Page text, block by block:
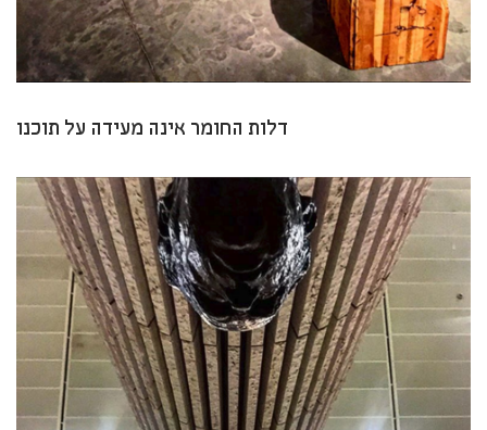
דלות החומר אינה מעידה על תוכנו